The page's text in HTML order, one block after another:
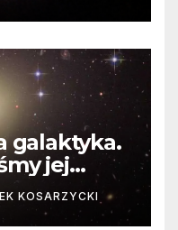
galaktyka.
jej
KOSARZYCKI